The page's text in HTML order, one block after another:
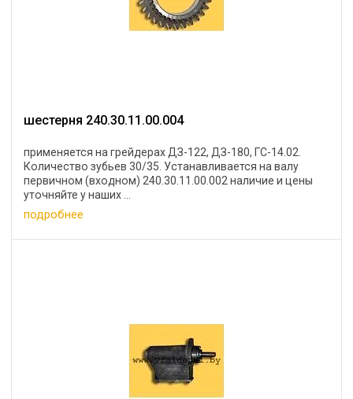
шестерня 240.30.11.00.004
применяется на грейдерах ДЗ-122, ДЗ-180, ГС-14.02.
Количество зубьев 30/35. Устанавливается на валу
первичном (входном) 240.30.11.00.002 наличие и цены
уточняйте у наших ...
подробнее